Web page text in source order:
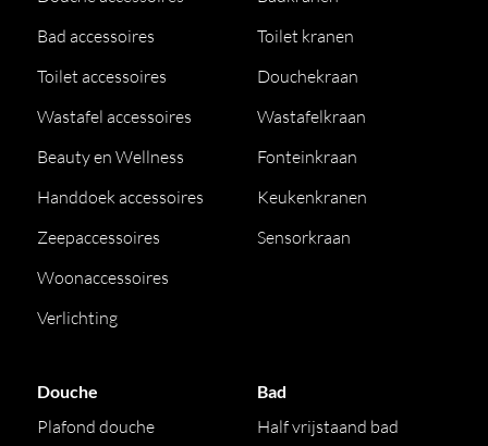
Bad accessoires
Toilet accessoires
Wastafel accessoires
Beauty en Wellness
Handdoek accessoires
Zeepaccessoires
Woonaccessoires
Verlichting
Toilet kranen
Douchekraan
Wastafelkraan
Fonteinkraan
Keukenkranen
Sensorkraan
Douche
Plafond douche
Bad
Half vrijstaand bad